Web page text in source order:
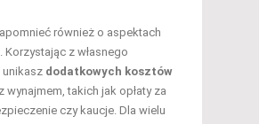
również o aspektach
Korzystając z własnego
unikasz dodatkowych kosztów
wynajmem, takich jak opłaty za
czy kaucje. Dla wielu